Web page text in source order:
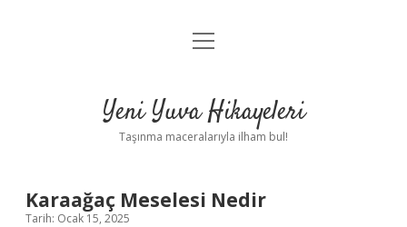
Anasayfa
Yasal Uyarı
menüyü
Yeni Yuva Hikayeleri
Taşınma maceralarıyla ilham bul!
Karaağaç Meselesi Nedir
Tarih: Ocak 15, 2025